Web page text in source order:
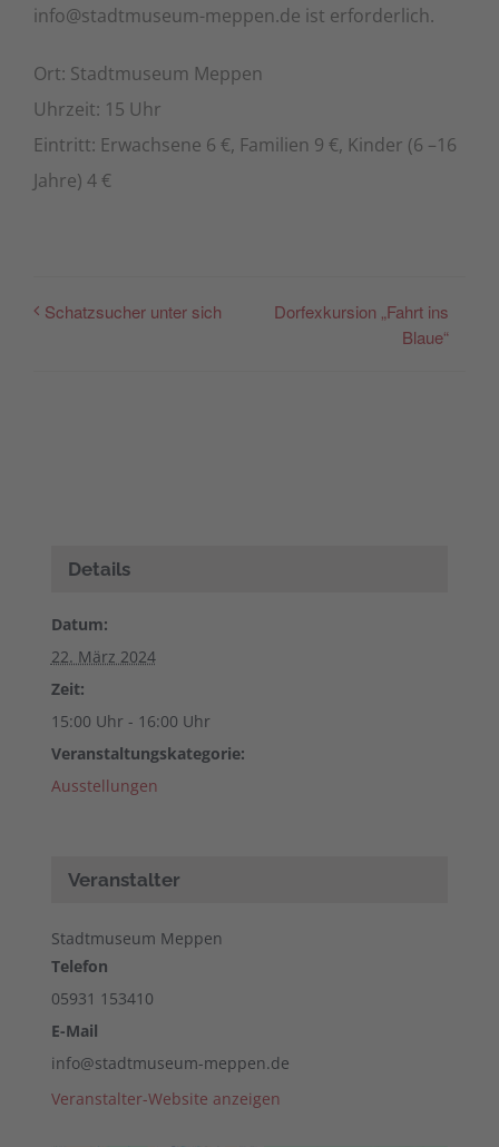
info@stadtmuseum-meppen.de ist erforderlich.
Ort: Stadtmuseum Meppen
Uhrzeit: 15 Uhr
Eintritt: Erwachsene 6 €, Familien 9 €, Kinder (6 –16
Jahre) 4 €
Schatzsucher unter sich
Dorfexkursion „Fahrt ins
Blaue“
Details
Datum:
22. März 2024
Zeit:
15:00 Uhr - 16:00 Uhr
Veranstaltungskategorie:
Ausstellungen
Veranstalter
Stadtmuseum Meppen
Telefon
05931 153410
E-Mail
info@stadtmuseum-meppen.de
Veranstalter-Website anzeigen